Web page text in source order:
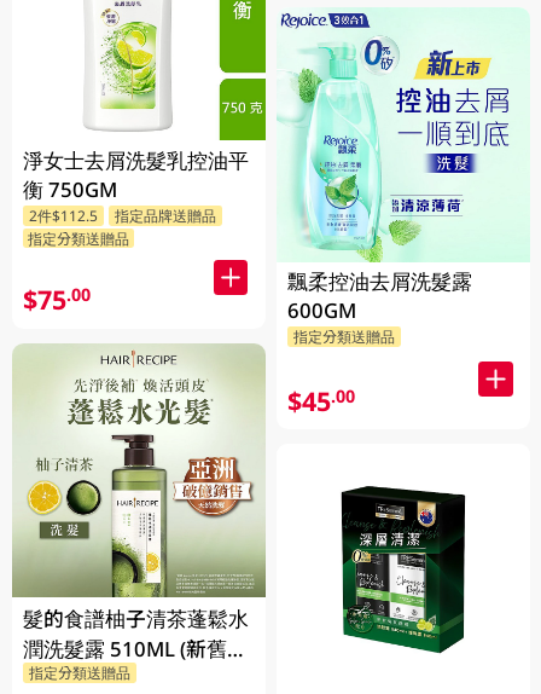
淨女士去屑洗髮乳控油平
衡 750GM
2件$112.5
指定品牌送贈品
指定分類送贈品
$75.00
髮的食譜柚子清茶蓬鬆水
潤洗髮露 510ML (新舊包
裝隨機發貨)
指定分類送贈品
飄柔控油去屑洗髮露
600GM
指定分類送贈品
$45.00